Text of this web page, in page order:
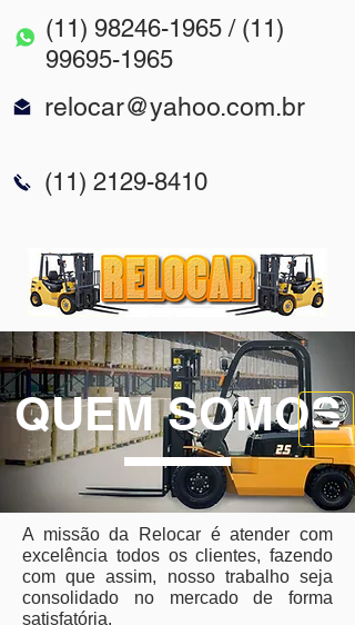
(11) 98246-1965 / (11)
99695-1965
relocar@yahoo.com.br
(11) 2129-8410
QUEM SOMOS
A missão da Relocar é atender com
excelência todos os clientes, fazendo
com que assim, nosso trabalho seja
consolidado no mercado de forma
satisfatória.